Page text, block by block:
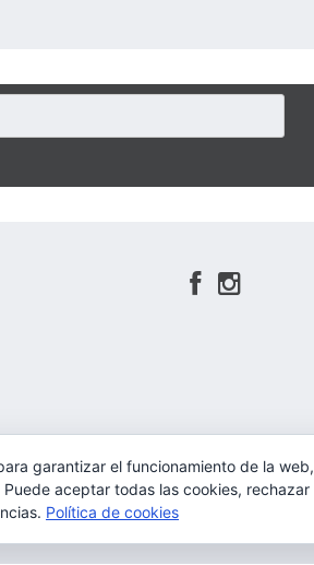
garantizar el funcionamiento de la web,
aceptar todas las cookies, rechazar
Política de cookies